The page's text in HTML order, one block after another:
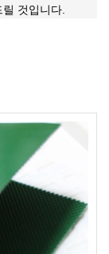
것입니다.